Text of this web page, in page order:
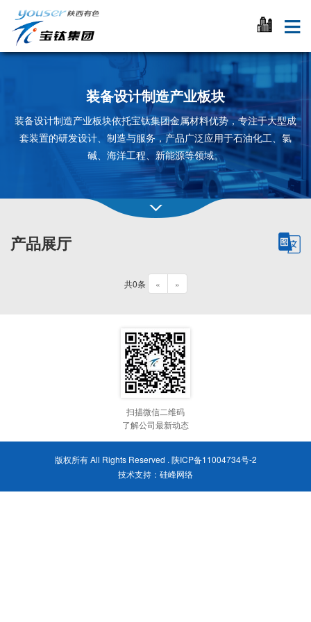
装备设计制造产业板块
装备设计制造产业板块依托宝钛集团金属材料优势，专注于大型成
套装置的研发设计、制造与服务，产品广泛应用于石油化工、氯
碱、海洋工程、新能源等领域。
产品展厅
共0条 « »
扫描微信二维码
了解公司最新动态
版权所有 All Rights Reserved . 陕ICP备11004734号-2
技术支持： 硅峰网络